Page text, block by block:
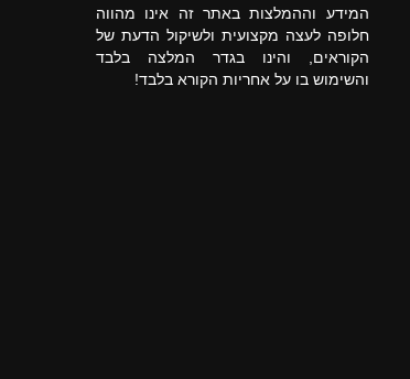
המידע וההמלצות באתר זה אינו מהווה
חלופה לעצה מקצועית ולשיקול הדעת של
הקוראים, והינו בגדר המלצה בלבד
והשימוש בו על אחריות הקורא בלבד!